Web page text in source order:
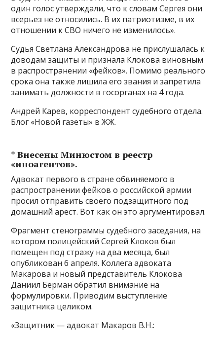
один голос утверждали, что к словам Сергея они
всерьез не относились. В их патриотизме, в их
отношении к СВО ничего не изменилось».
Судья Светлана Александрова не прислушалась к
доводам защиты и признала Клокова виновным
в распространении «фейков». Помимо реального
срока она также лишила его звания и запретила
занимать должности в госорганах на 4 года.
Андрей Карев, корреспондент судебного отдела.
Блог «Новой газеты» в ЖЖ.
* Внесены Минюстом в реестр
«иноагентов».
Адвокат первого в стране обвиняемого в
распространении фейков о российской армии
просил отправить своего подзащитного под
домашний арест. Вот как он это аргументировал.
Фрагмент стенограммы судебного заседания, на
котором полицейский Сергей Клоков был
помещен под стражу на два месяца, был
опубликован 6 апреля. Коллега адвоката
Макарова и новый представитель Клокова
Даниил Берман обратил внимание на
формулировки. Приводим выступление
защитника целиком.
«Защитник — адвокат Макаров В.Н.: